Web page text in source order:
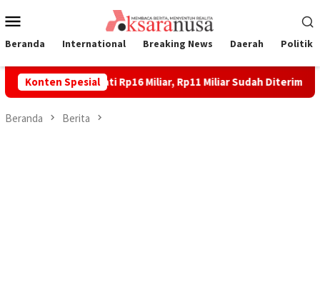
ke
Mobile
Beranda International Breaking News Daerah Politik
Konten Spesial
Disepakati Rp16 Miliar, Rp11 Miliar Sudah Diterima 83 Warga
Beranda Berita